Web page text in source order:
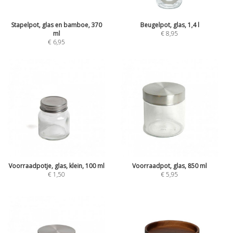
Stapelpot, glas en bamboe, 370
ml
€ 6,95
Beugelpot, glas, 1,4 l
€8,95
Voorraadpotje, glas, klein, 100 ml
€ 1,50
Voorraadpot, glas, 850 ml
€5,95